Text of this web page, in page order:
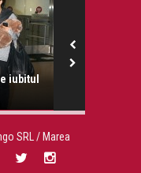
iubitul
SRL / Marea